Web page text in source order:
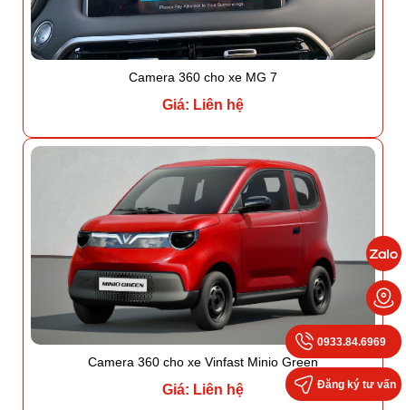
Camera 360 cho xe MG 7
Giá: Liên hệ
Camera 360 cho xe Vinfast Minio Green
Giá: Liên hệ
0933.84.6969
Đăng ký tư vấn